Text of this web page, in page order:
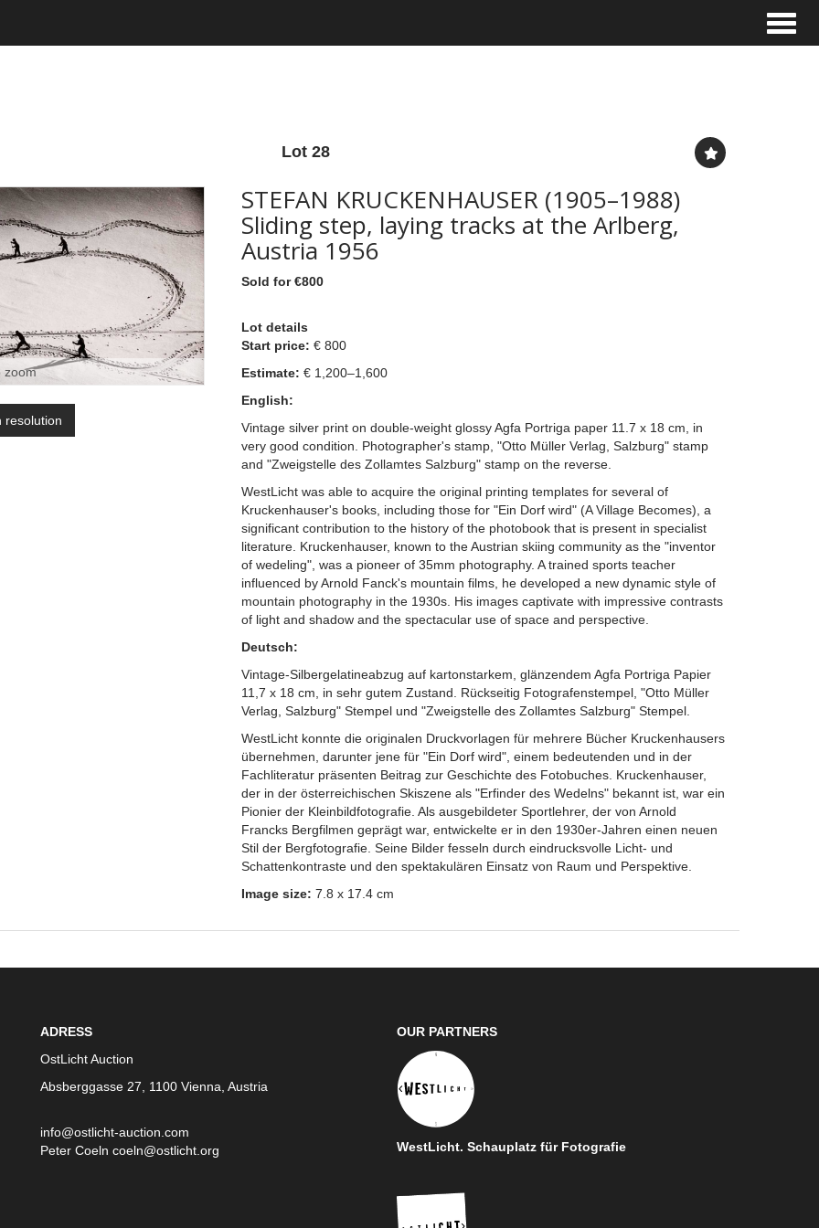
Lot 28
zoom
resolution
STEFAN KRUCKENHAUSER (1905–1988)
Sliding step, laying tracks at the Arlberg,
Austria 1956
Sold for €800
Lot details
Start price: € 800
Estimate: € 1,200–1,600
English:
Vintage silver print on double-weight glossy Agfa Portriga paper 11.7 x 18 cm, in
very good condition. Photographer's stamp, "Otto Müller Verlag, Salzburg" stamp
and "Zweigstelle des Zollamtes Salzburg" stamp on the reverse.
WestLicht was able to acquire the original printing templates for several of
Kruckenhauser's books, including those for "Ein Dorf wird" (A Village Becomes), a
significant contribution to the history of the photobook that is present in specialist
literature. Kruckenhauser, known to the Austrian skiing community as the "inventor
of wedeling", was a pioneer of 35mm photography. A trained sports teacher
influenced by Arnold Fanck's mountain films, he developed a new dynamic style of
mountain photography in the 1930s. His images captivate with impressive contrasts
of light and shadow and the spectacular use of space and perspective.
Deutsch:
Vintage-Silbergelatineabzug auf kartonstarkem, glänzendem Agfa Portriga Papier
11,7 x 18 cm, in sehr gutem Zustand. Rückseitig Fotografenstempel, "Otto Müller
Verlag, Salzburg" Stempel und "Zweigstelle des Zollamtes Salzburg" Stempel.
WestLicht konnte die originalen Druckvorlagen für mehrere Bücher Kruckenhausers
übernehmen, darunter jene für "Ein Dorf wird", einem bedeutenden und in der
Fachliteratur präsenten Beitrag zur Geschichte des Fotobuches. Kruckenhauser,
der in der österreichischen Skiszene als "Erfinder des Wedelns" bekannt ist, war ein
Pionier der Kleinbildfotografie. Als ausgebildeter Sportlehrer, der von Arnold
Francks Bergfilmen geprägt war, entwickelte er in den 1930er-Jahren einen neuen
Stil der Bergfotografie. Seine Bilder fesseln durch eindrucksvolle Licht- und
Schattenkontraste und den spektakulären Einsatz von Raum und Perspektive.
Image size: 7.8 x 17.4 cm
ADRESS
OstLicht Auction
Absberggasse 27, 1100 Vienna, Austria
info@ostlicht-auction.com
Peter Coeln coeln@ostlicht.org
OUR PARTNERS
WestLicht. Schauplatz für Fotografie